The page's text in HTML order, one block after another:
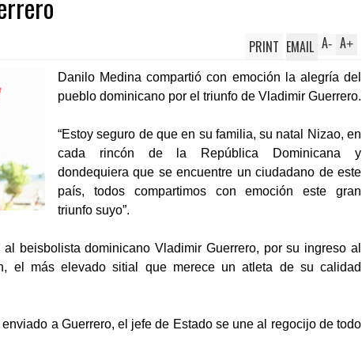
A+
A-
PRINT EMAIL
Danilo Medina compartió con emoción la alegría del
pueblo dominicano por el triunfo de Vladimir Guerrero.
“Estoy seguro de que en su familia, su natal Nizao, en
cada rincón de la República Dominicana y
dondequiera que se encuentre un ciudadano de este
país, todos compartimos con emoción este gran
triunfo suyo”.
beisbolista dominicano Vladimir Guerrero, por su ingreso al
el más elevado sitial que merece un atleta de su calidad
a Guerrero, el jefe de Estado se une al regocijo de todo